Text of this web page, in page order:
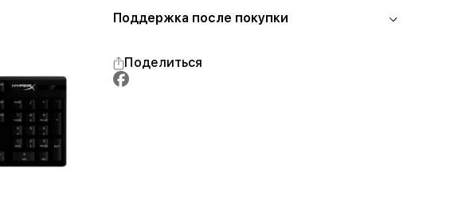
Поддержка после покупки
Поделиться